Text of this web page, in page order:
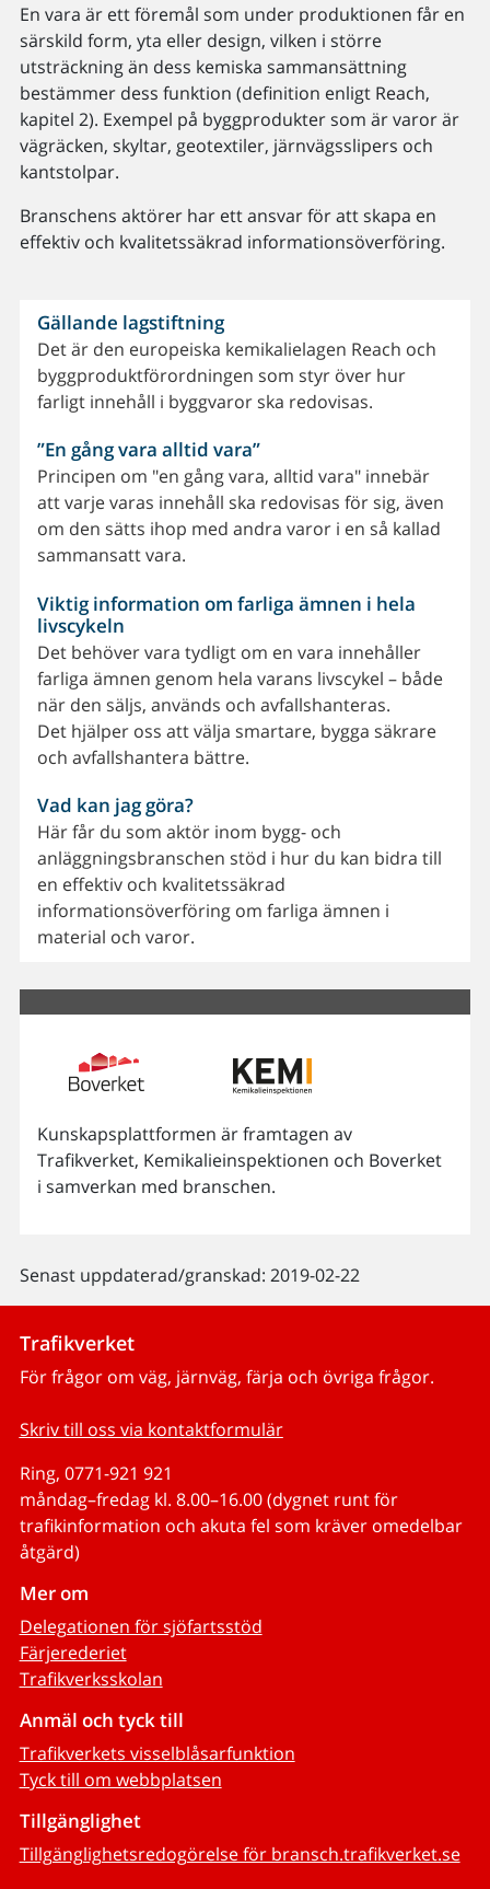
En vara är ett föremål som under produktionen får en
särskild form, yta eller design, vilken i större
utsträckning än dess kemiska sammansättning
bestämmer dess funktion (definition enligt Reach,
kapitel 2). Exempel på byggprodukter som är varor är
vägräcken, skyltar, geotextiler, järnvägsslipers och
kantstolpar.
Branschens aktörer har ett ansvar för att skapa en
effektiv och kvalitetssäkrad informationsöverföring.
Gällande lagstiftning
Det är den europeiska kemikalielagen Reach och
byggproduktförordningen som styr över hur
farligt innehåll i byggvaror ska redovisas.
”En gång vara alltid vara”
Principen om "en gång vara, alltid vara" innebär
att varje varas innehåll ska redovisas för sig, även
om den sätts ihop med andra varor i en så kallad
sammansatt vara.
Viktig information om farliga ämnen i hela
livscykeln
Det behöver vara tydligt om en vara innehåller
farliga ämnen genom hela varans livscykel – både
när den säljs, används och avfallshanteras.
Det hjälper oss att välja smartare, bygga säkrare
och avfallshantera bättre.
Vad kan jag göra?
Här får du som aktör inom bygg- och
anläggningsbranschen stöd i hur du kan bidra till
en effektiv och kvalitetssäkrad
informationsöverföring om farliga ämnen i
material och varor.
Kunskapsplattformen är framtagen av
Trafikverket, Kemikalieinspektionen och Boverket
i samverkan med branschen.
Senast uppdaterad/granskad: 2019-02-22
Trafikverket
För frågor om väg, järnväg, färja och övriga frågor.
Skriv till oss via kontaktformulär
Ring, 0771-921 921
måndag–fredag kl. 8.00–16.00 (dygnet runt för
trafikinformation och akuta fel som kräver omedelbar
åtgärd)
Mer om
Delegationen för sjöfartsstöd
Färjerederiet
Trafikverksskolan
Anmäl och tyck till
Trafikverkets visselblåsarfunktion
Tyck till om webbplatsen
Tillgänglighet
Tillgänglighetsredogörelse för bransch.trafikverket.se